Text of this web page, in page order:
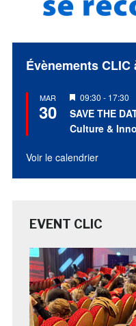
Évènements CLIC
MAR
30
Mis
en
avant
09:30 - 17:30
SAVE THE
Culture &
Voir le calendrier
EVENT CLIC